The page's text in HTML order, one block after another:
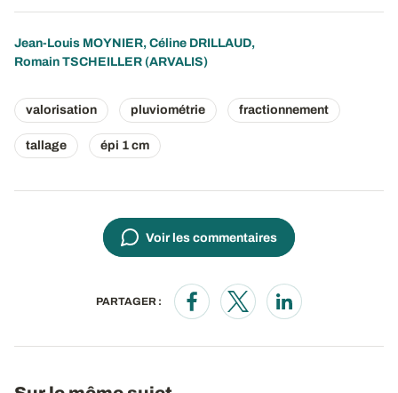
Jean-Louis MOYNIER, Céline DRILLAUD,
Romain TSCHEILLER (ARVALIS)
valorisation pluviométrie fractionnement
tallage épi 1 cm
Voir les commentaires
PARTAGER :
Opens in a new window
Opens in a new window
Opens in a new